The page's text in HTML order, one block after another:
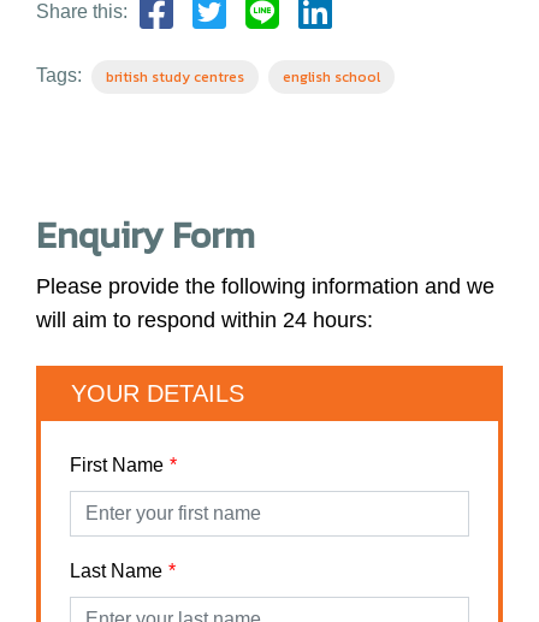
Share this:
Tags: british study centres english school
Enquiry Form
Please provide the following information and we
will aim to respond within 24 hours:
YOUR DETAILS
First Name
Last Name